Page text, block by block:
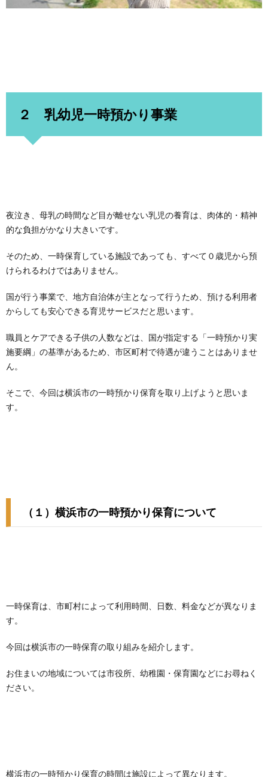
２ 乳幼児一時預かり事業
夜泣き、母乳の時間など目が離せない乳児の養育は、肉体的・精神
的な負担がかなり大きいです。
そのため、一時保育している施設であっても、すべて０歳児から預
けられるわけではありません。
国が行う事業で、地方自治体が主となって行うため、預ける利用者
からしても安心できる育児サービスだと思います。
職員とケアできる子供の人数などは、国が指定する「一時預かり実
施要綱」の基準があるため、市区町村で待遇が違うことはありませ
ん。
そこで、今回は横浜市の一時預かり保育を取り上げようと思いま
す。
（１）横浜市の一時預かり保育について
一時保育は、市町村によって利用時間、日数、料金などが異なりま
す。
今回は横浜市の一時保育の取り組みを紹介します。
お住まいの地域については市役所、幼稚園・保育園などにお尋ねく
ださい。
横浜市の一時預かり保育の時間は施設によって異なります。